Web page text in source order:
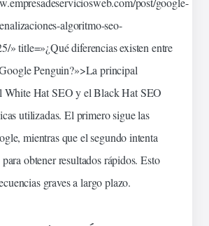
-algoritmo-seo-
» title=»¿Qué diferencias existen entre
Penguin?»>La principal
White Hat SEO y el Black Hat SEO
utilizadas. El primero sigue las
mientras que el segundo intenta
obtener resultados rápidos. Esto
graves a largo plazo.